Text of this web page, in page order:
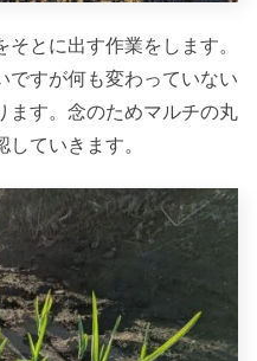
とに出す作業をします。
ですが何も変わっていない
ます。念のためマルチの丸
ていきます。